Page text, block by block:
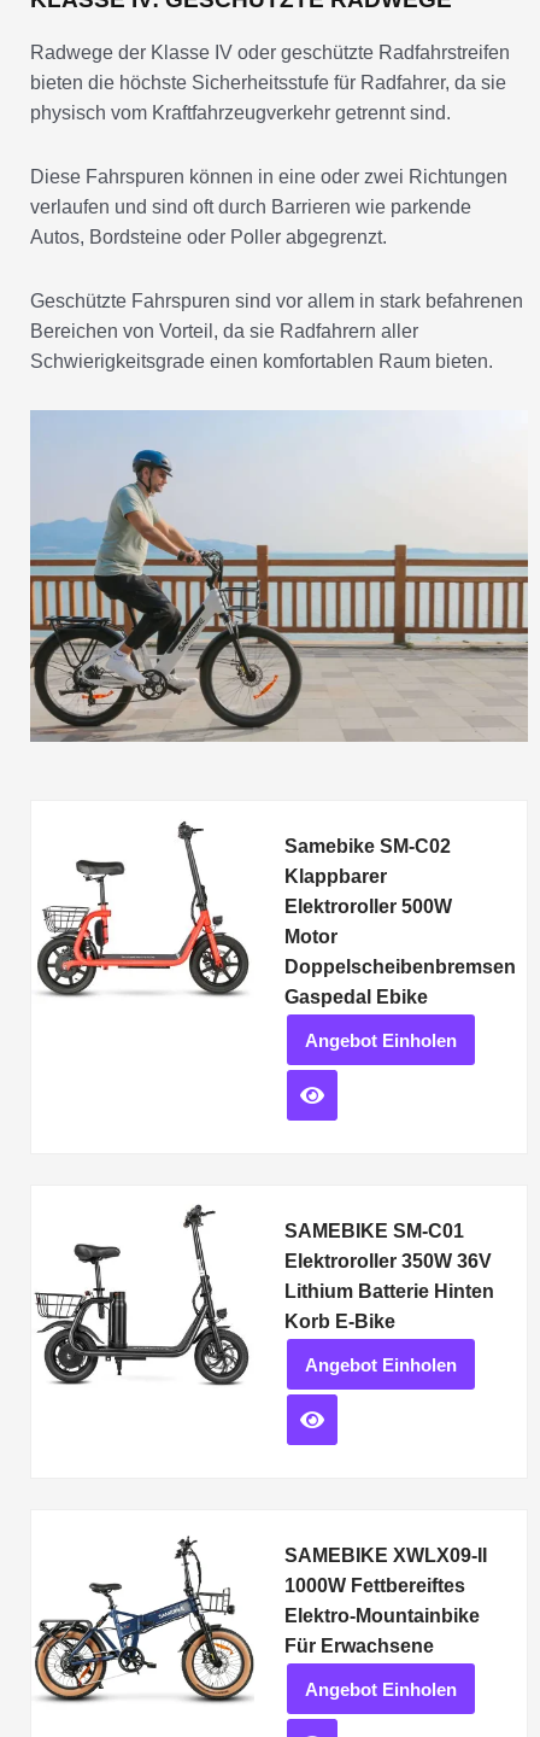
Radwege der Klasse IV oder geschützte Radfahrstreifen
bieten die höchste Sicherheitsstufe für Radfahrer, da sie
physisch vom Kraftfahrzeugverkehr getrennt sind.
Diese Fahrspuren können in eine oder zwei Richtungen
verlaufen und sind oft durch Barrieren wie parkende
Autos, Bordsteine oder Poller abgegrenzt.
Geschützte Fahrspuren sind vor allem in stark befahrenen
Bereichen von Vorteil, da sie Radfahrern aller
Schwierigkeitsgrade einen komfortablen Raum bieten.
Samebike SM-C02
Klappbarer
Elektroroller 500W
Motor
Doppelscheibenbremsen
Gaspedal Ebike
Angebot Einholen
SAMEBIKE SM-C01
Elektroroller 350W 36V
Lithium Batterie Hinten
Korb E-Bike
Angebot Einholen
SAMEBIKE XWLX09-II
1000W Fettbereiftes
Elektro-Mountainbike
Für Erwachsene
Angebot Einholen